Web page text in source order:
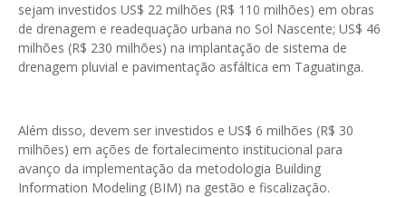
sejam investidos US$ 22 milhões (R$ 110 milhões) em obras
de drenagem e readequação urbana no Sol Nascente; US$ 46
milhões (R$ 230 milhões) na implantação de sistema de
drenagem pluvial e pavimentação asfáltica em Taguatinga.
Além disso, devem ser investidos e US$ 6 milhões (R$ 30
milhões) em ações de fortalecimento institucional para
avanço da implementação da metodologia Building
Information Modeling (BIM) na gestão e fiscalização.